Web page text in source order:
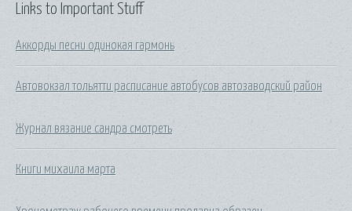
Links to Important Stuff
Аккорды песни одинокая гармонь
Автовокзал тольятти расписание автобусов автозаводский район
Журнал вязание сандра смотреть
Книги михаила марта